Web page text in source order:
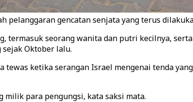
pelanggaran gencatan senjata yang terus
termasuk seorang wanita dan putri kecilnya,
Oktober lalu.
ketika serangan Israel mengenai tenda
milik para pengungsi, kata saksi mata.